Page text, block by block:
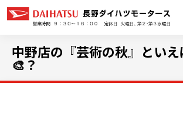
中野店の『芸術の秋』といえ
🎨？